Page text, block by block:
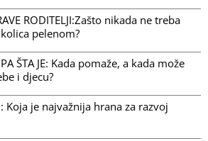
RODITELJI:Zašto nikada ne treba
pelenom?
ŠTA JE: Kada pomaže, a kada može
i djecu?
Koja je najvažnija hrana za razvoj